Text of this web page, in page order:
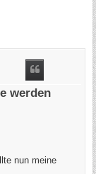
werden
nun meine